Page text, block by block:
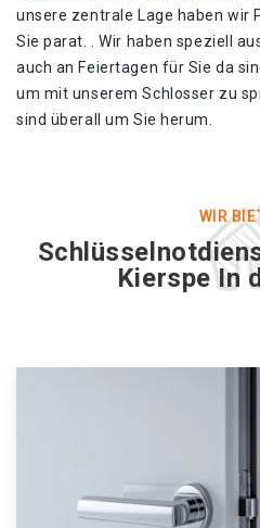
unsere zentrale Lage haben wir
Sie parat. . Wir haben speziell
auch an Feiertagen für Sie da
um mit unserem Schlosser zu
sind überall um Sie herum.
WIR
Kierspe In